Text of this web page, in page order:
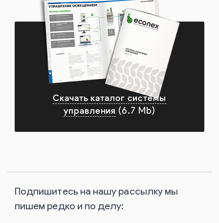
Скачать каталог системы
управления (6.7 Mb)
Подпишитесь на нашу рассылку мы
пишем редко и по делу: